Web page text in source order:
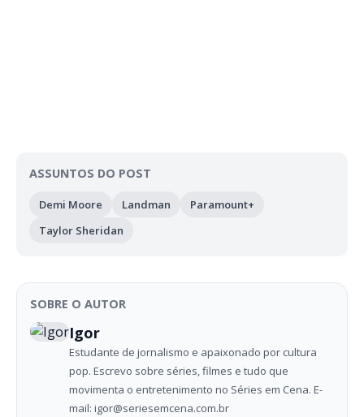
ASSUNTOS DO POST
Demi Moore Landman
Paramount+
Taylor Sheridan
SOBRE O AUTOR
Igor
Estudante de jornalismo e apaixonado por cultura
pop. Escrevo sobre séries, filmes e tudo que
movimenta o entretenimento no Séries em Cena. E-
mail: igor@seriesemcena.com.br